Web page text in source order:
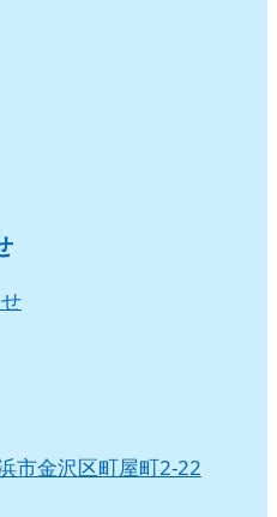
市金沢区町屋町2-22